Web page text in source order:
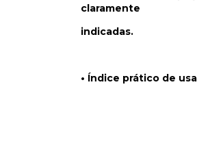
claramente
indicadas.
• Índice prático de